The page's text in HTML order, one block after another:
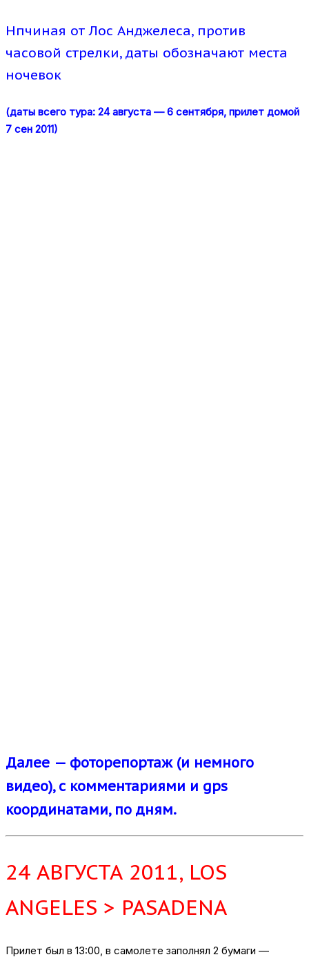
Нпчиная от Лос Анджелеса, против
часовой стрелки, даты обозначают места
ночевок
(даты всего тура: 24 августа — 6 сентября, прилет домой
7 сен 2011)
Далее — фоторепортаж (и немного
видео), с комментариями и gps
координатами, по дням.
24 АВГУСТА 2011, LOS
ANGELES > PASADENA
Прилет был в 13:00, в самолете заполнял 2 бумаги —